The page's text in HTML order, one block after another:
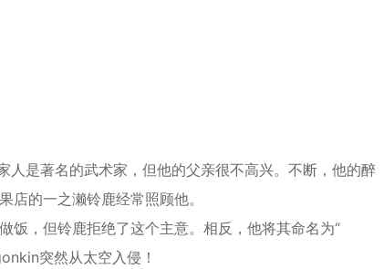
是著名的武术家，但他的父亲很不高兴。不断，他的醉
店的一之濑铃鹿经常照顾他。
饭，但铃鹿拒绝了这个主意。相反，他将其命名为“
突然从太空入侵！